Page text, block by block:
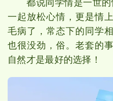
都说同学情是一世的
一起放松心情，更是情
毛病了，常态下的同学
也很没劲，俗。老套的
自然才是最好的选择！